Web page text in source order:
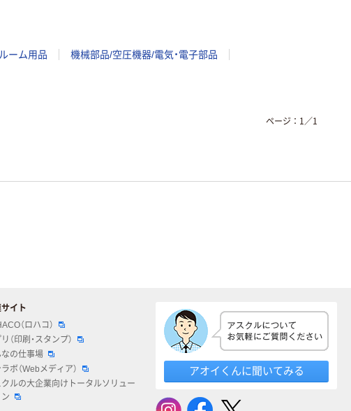
ーム用品 機械部品/空圧機器/電気・電子部品
ページ： 1 ／1
サイト
（ロハコ）
（印刷・スタンプ）
なの仕事場
ボ（Webメディア）
クルの大企業向けトータルソリュー
アオイくんに聞いてみる